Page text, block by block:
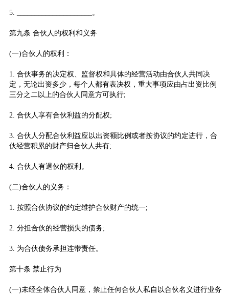
5. _____________________。
第九条 合伙人的权利和义务
(一)合伙人的权利：
1. 合伙事务的决定权、监督权和具体的经营活动由合伙人共同决
定，无论出资多少，每个人都有表决权，重大事项应由占出资比例
三分之二以上的合伙人同意方可执行;
2. 合伙人享有合伙利益的分配权;
3. 合伙人分配合伙利益应以出资额比例或者按协议的约定进行，合
伙经营积累的财产归合伙人共有;
4. 合伙人有退伙的权利。
(二)合伙人的义务：
1. 按照合伙协议的约定维护合伙财产的统一;
2. 分担合伙的经营损失的债务;
3. 为合伙债务承担连带责任。
第十条 禁止行为
(一)未经全体合伙人同意，禁止任何合伙人私自以合伙名义进行业务